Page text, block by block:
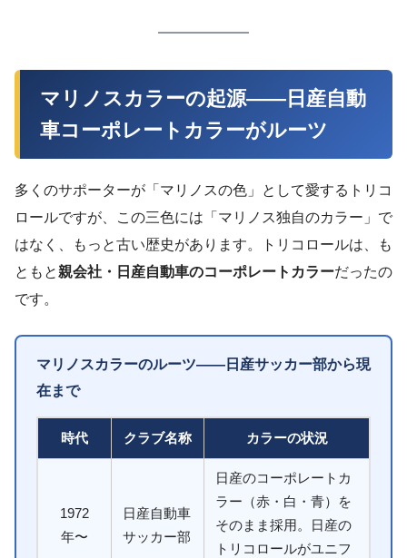
マリノスカラーの起源——日産自動
車コーポレートカラーがルーツ
多くのサポーターが「マリノスの色」として愛するトリコ
ロールですが、この三色には「マリノス独自のカラー」で
はなく、もっと古い歴史があります。トリコロールは、も
ともと親会社・日産自動車のコーポレートカラーだったの
です。
マリノスカラーのルーツ——日産サッカー部から現
在まで
時代 クラブ名称 カラーの状況
1972
年〜
日産自動車
サッカー部
日産のコーポレートカ
ラー（赤・白・青）を
そのまま採用。日産の
トリコロールがユニフ